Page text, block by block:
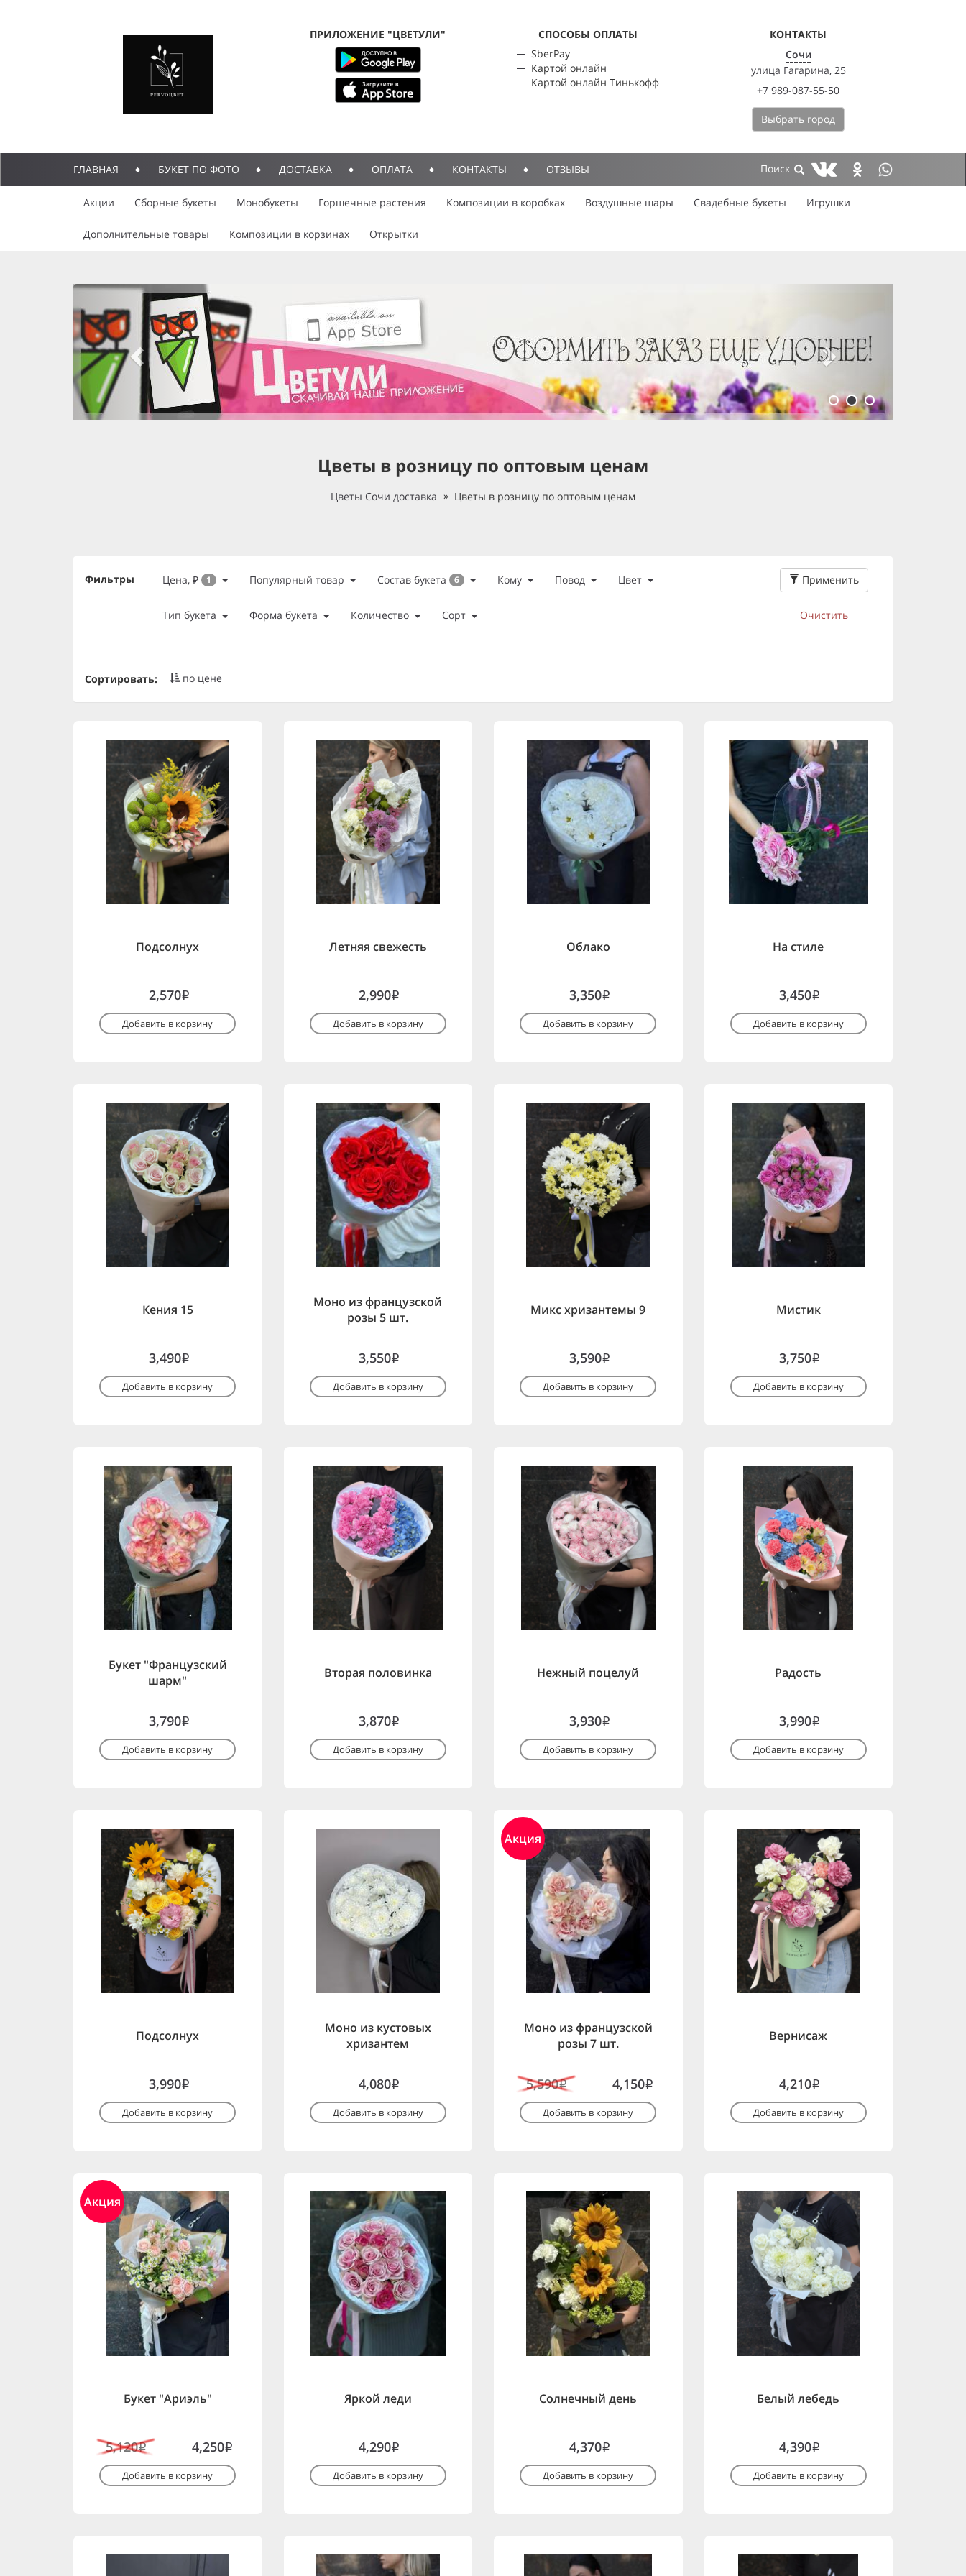
ПРИЛОЖЕНИЕ "ЦВЕТУЛИ"
CПОСОБЫ ОПЛАТЫ
SberPay
Картой онлайн
Картой онлайн Тинькофф
КОНТАКТЫ
Сочи
улица Гагарина, 25
+7 989-087-55-50
Выбрать город
ГЛАВНАЯ БУКЕТ ПО ФОТО ДОСТАВКА ОПЛАТА КОНТАКТЫ ОТЗЫВЫ
Акции Сборные букеты Монобукеты Горшечные растения Композиции в коробках Воздушные шары Свадебные букеты Игрушки
Дополнительные товары Композиции в корзинах Открытки
previous
slide 1 of 3
slide 2 of 3
, currently active
Цветы в розницу по оптовым ценам
Цветы Сочи доставка Цветы в розницу по оптовым ценам
Фильтры Цена, ₽ 1 Популярный товар Состав букета 6 Кому Повод Цвет
Тип букета Форма букета Количество Сорт
Применить
Очистить
Сортировать: по цене
Подсолнух
2,570i
Добавить в корзину
Летняя свежесть
2,990i
Добавить в корзину
Облако
3,350i
Добавить в корзину
На стиле
3,450i
Добавить в корзину
Кения 15
3,490i
Добавить в корзину
Моно из французской
розы 5 шт.
3,550i
Добавить в корзину
Микс хризантемы 9
3,590i
Добавить в корзину
Мистик
3,750i
Добавить в корзину
Букет "Французский
шарм"
3,790i
Добавить в корзину
Вторая половинка
3,870i
Добавить в корзину
Нежный поцелуй
3,930i
Добавить в корзину
Радость
3,990i
Добавить в корзину
Подсолнух
3,990i
Добавить в корзину
Моно из кустовых
хризантем
4,080i
Добавить в корзину
Акция
Моно из французской
розы 7 шт.
5,590i 4,150i
Добавить в корзину
Вернисаж
4,210i
Добавить в корзину
Акция
Букет "Ариэль"
5,120i 4,250i
Добавить в корзину
Яркой леди
4,290i
Добавить в корзину
Солнечный день
4,370i
Добавить в корзину
Белый лебедь
4,390i
Добавить в корзину